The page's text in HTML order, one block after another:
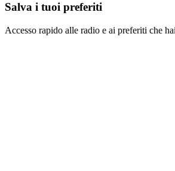
Salva i tuoi preferiti
Accesso rapido alle radio e ai preferiti che